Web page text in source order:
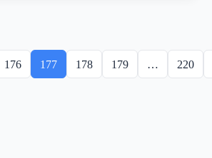
pagination
176 177 178 179 … 220